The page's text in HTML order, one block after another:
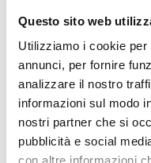
Questo sito web
Utilizziamo i cookie
annunci, per fornire
analizzare il nostro
informazioni sul modo
nostri partner che si
pubblicità e social
apprezzare i profumi inspirati
conoscendone così la storia.
L’allestimento delle sale è
Speranza che ha saputo con
parete luminosa, lo spirito e
una Reggia.